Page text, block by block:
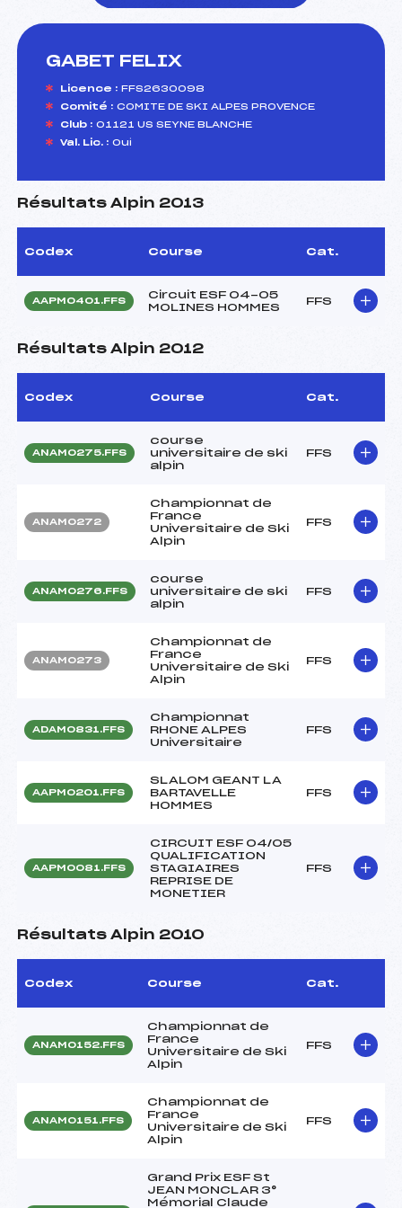
GABET FELIX
Licence : FFS2630098
Comité : COMITE DE SKI ALPES PROVENCE
Club : 01121 US SEYNE BLANCHE
Val. Lic. : Oui
Résultats Alpin 2013
Codex Course Cat.
AAPM0401.FFS
Circuit ESF 04-05
MOLINES HOMMES
FFS
Résultats Alpin 2012
Codex Course Cat.
ANAM0275.FFS
course
universitaire de ski
alpin
FFS
ANAM0272
Championnat de
France
Universitaire de Ski
Alpin
FFS
ANAM0276.FFS
course
universitaire de ski
alpin
FFS
ANAM0273
Championnat de
France
Universitaire de Ski
Alpin
FFS
ADAM0831.FFS
Championnat
RHONE ALPES
Universitaire
FFS
AAPM0201.FFS
SLALOM GEANT LA
BARTAVELLE
HOMMES
FFS
AAPM0081.FFS
CIRCUIT ESF 04/05
QUALIFICATION
STAGIAIRES
REPRISE DE
MONETIER
FFS
Résultats Alpin 2010
Codex Course Cat.
ANAM0152.FFS
Championnat de
France
Universitaire de Ski
Alpin
FFS
ANAM0151.FFS
Championnat de
France
Universitaire de Ski
Alpin
FFS
Grand Prix ESF St
JEAN MONCLAR 3°
Mémorial Claude